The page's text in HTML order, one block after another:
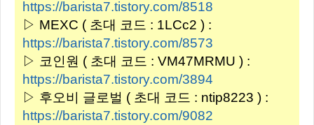
https://barista7.tistory.com/8518
▷ MEXC ( 초대 코드 : 1LCc2 ) :
https://barista7.tistory.com/8573
▷ 코인원 ( 초대 코드 : VM47MRMU ) :
https://barista7.tistory.com/3894
▷ 후오비 글로벌 ( 초대 코드 : ntip8223 ) :
https://barista7.tistory.com/9082